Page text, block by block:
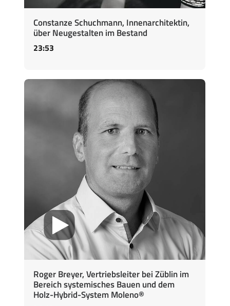
Constanze Schuchmann, Innenarchitektin,
über Neugestalten im Bestand
23:53
Roger Breyer, Vertriebsleiter bei Züblin im
Bereich systemisches Bauen und dem
Holz-Hybrid-System Moleno®